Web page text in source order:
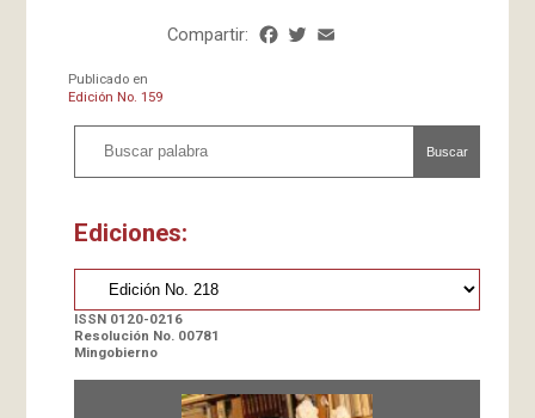
Compartir: Facebook
Twitter
Publicado en
Edición No. 159
Buscar
Ediciones:
ISSN 0120-0216
Resolución No. 00781
Mingobierno